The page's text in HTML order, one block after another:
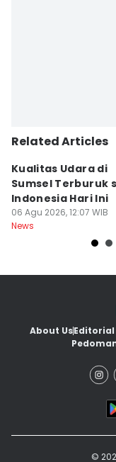
Related Articles
Kualitas Udara di
Sumsel Terburuk
Indonesia Hari Ini
06 Agu 2026, 12:07 WIB
News
About Us
©